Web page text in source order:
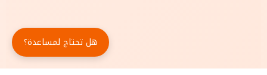
هل تحتاج لمساعدة؟